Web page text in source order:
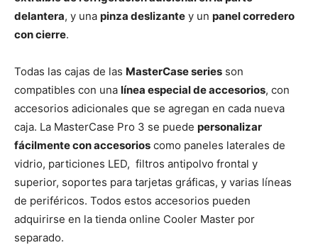
delantera, y una pinza deslizante y un panel corredero
con cierre.
Todas las cajas de las MasterCase series son
compatibles con una línea especial de accesorios, con
accesorios adicionales que se agregan en cada nueva
caja. La MasterCase Pro 3 se puede personalizar
fácilmente con accesorios como paneles laterales de
vidrio, particiones LED, filtros antipolvo frontal y
superior, soportes para tarjetas gráficas, y varias líneas
de periféricos. Todos estos accesorios pueden
adquirirse en la tienda online Cooler Master por
separado.